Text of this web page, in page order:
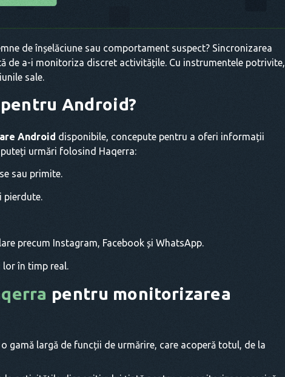
de înșelăciune sau comportament suspect? Sincronizarea
a-i monitoriza discret activitățile. Cu instrumentele potrivite,
sale.
pentru Android?
Android disponibile, concepute pentru a oferi informații
urmări folosind Haqerra:
sau primite.
pierdute.
precum Instagram, Facebook și WhatsApp.
lor în timp real.
pentru monitorizarea
gamă largă de funcții de urmărire, care acoperă totul, de la